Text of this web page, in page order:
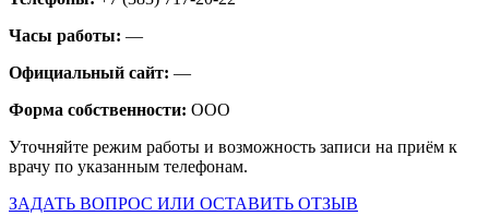
Часы работы: —
Официальный сайт: —
Форма собственности: ООО
Уточняйте режим работы и возможность записи на приём к
врачу по указанным телефонам.
ЗАДАТЬ ВОПРОС ИЛИ ОСТАВИТЬ ОТЗЫВ